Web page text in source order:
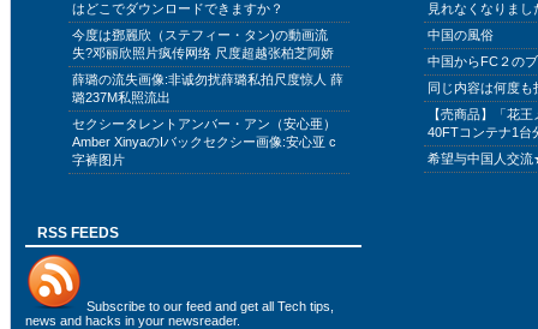
はどこでダウンロードできますか？
今度は鄧麗欣（ステフィー・タン)の動画流
失?邓丽欣照片疯传网络 尺度超越张柏芝阿娇
薛璐の流失画像:非诚勿扰薛璐私拍尺度惊人 薛
璐237M私照流出
セクシータレントアンバー・アン（安心亜）
Amber XinyaのIバックセクシー画像:安心亚 c
字裤图片
見れなくなりまし
中国の風俗
中国からFC２の
同じ内容は何度
【売商品】「花
40FTコンテナ1台
希望与中国人交
RSS FEEDS
Subscribe to our feed and get all Tech tips,
news and hacks in your newsreader.